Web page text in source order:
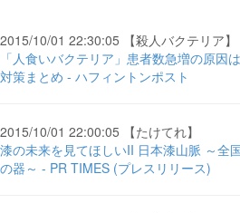
2015/10/01 22:30:05 【殺人バクテリア】
「人食いバクテリア」患者数急増の原因
対策まとめ - ハフィントンポスト
2015/10/01 22:00:05 【たけてれ】
漆の未来を見てほしいII 日本漆山脈 ～全
の器～ - PR TIMES (プレスリリース)